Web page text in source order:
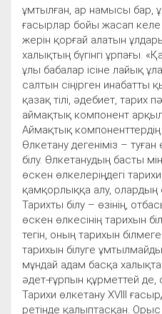
ұмтылған, ар намысы бар,
ғасырлар бойы жасап келе
жерін қорғай алатын
халықтың бүгінгі ұрпағы.
ұлы бабалар ісіне лайық
салтын сіңірген инабатты
қазақ тілі, әдебиет, тарих
аймақтық компонент
Аймақтық компоненттердің
Өлкетану дегеніміз –
білу. Өлкетанудың басты
өскен өлкелеріңдегі
қамқорлыққа алу, олардың
Тарихты білу – өзінің,
өскен өлкесінің тарихын
тегін, оның тарихын
тарихын білуге
мұндай адам басқа
әдет-ғұрпын құрметтей
Тарихи өлкетану XVIII
ретінде қалыптасқан.